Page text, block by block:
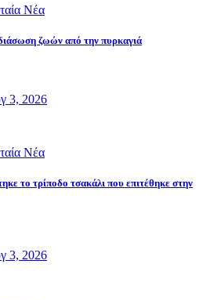
Νέα
ζωών από την πυρκαγιά
3, 2026
Νέα
το τρίποδο τσακάλι που επιτέθηκε στην
3, 2026